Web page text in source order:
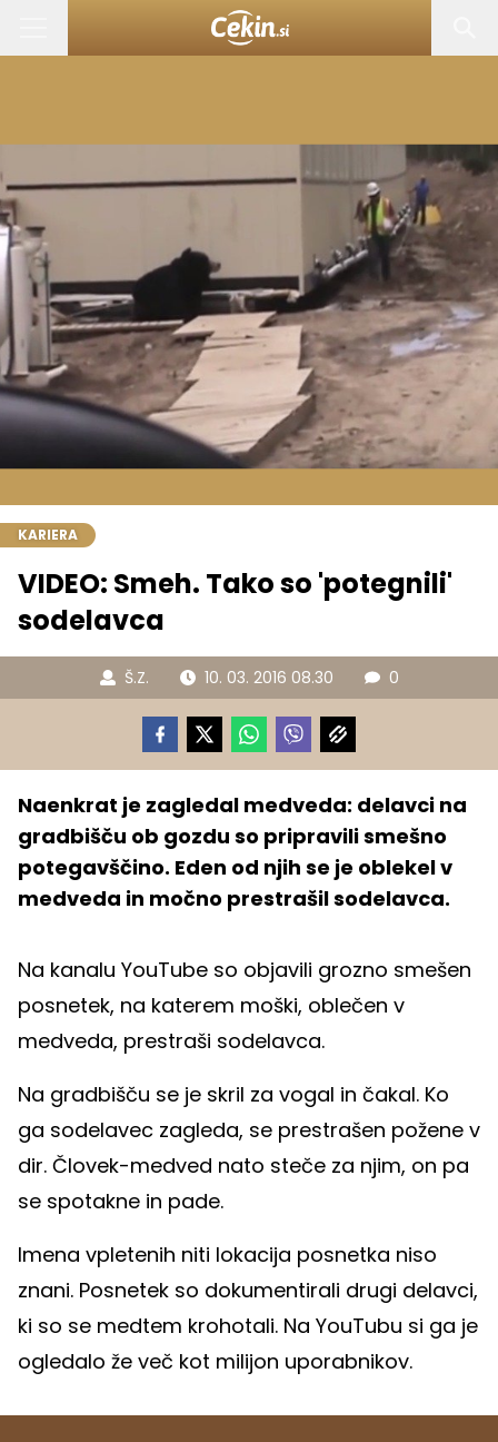
KARIERA
VIDEO: Smeh. Tako so 'potegnili'
sodelavca
Š.Z. 10. 03. 2016 08.30 0
Naenkrat je zagledal medveda: delavci na
gradbišču ob gozdu so pripravili smešno
potegavščino. Eden od njih se je oblekel v
medveda in močno prestrašil sodelavca.
Na kanalu YouTube so objavili grozno smešen
posnetek, na katerem moški, oblečen v
medveda, prestraši sodelavca.
Na gradbišču se je skril za vogal in čakal. Ko
ga sodelavec zagleda, se prestrašen požene v
dir. Človek-medved nato steče za njim, on pa
se spotakne in pade.
Imena vpletenih niti lokacija posnetka niso
znani. Posnetek so dokumentirali drugi delavci,
ki so se medtem krohotali. Na YouTubu si ga je
ogledalo že več kot milijon uporabnikov.